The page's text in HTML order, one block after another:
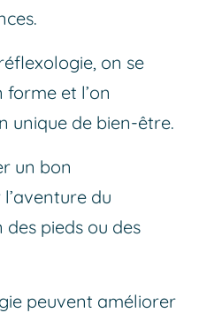
on se
et l’on
unique de bien-être.
un bon
du
pieds ou des
peuvent améliorer